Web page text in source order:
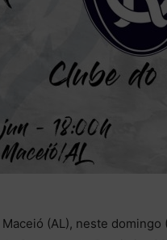
(AL), neste domingo